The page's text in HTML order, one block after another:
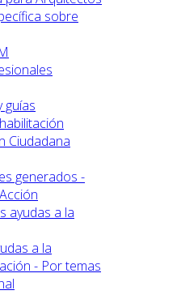
sobre
guías
Ciudadana
generados -
ayudas a la
a la
- Por temas